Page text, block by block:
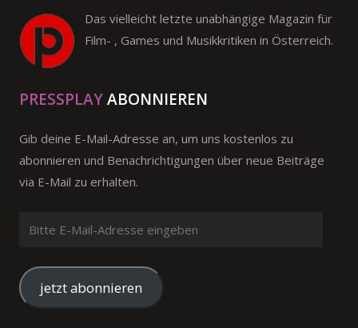
Das vielleicht letzte unabhängige Magazin für
Film- , Games und Musikkritiken in Österreich.
PRESSPLAYABONNIEREN
Gib deine E-Mail-Adresse an, um uns kostenlos zu
abonnieren und Benachrichtigungen über neue Beiträge
via E-Mail zu erhalten.
Mail-
Adresse
eingeben
jetzt abonnieren